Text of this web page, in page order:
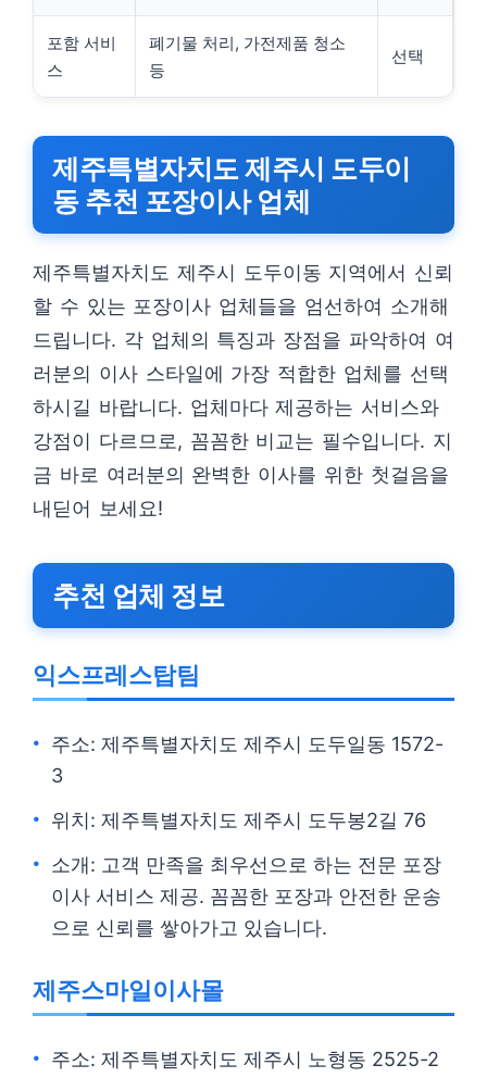
포함 서비
스
폐기물 처리, 가전제품 청소
등
선택
제주특별자치도 제주시 도두이
동 추천 포장이사 업체
제주특별자치도 제주시 도두이동 지역에서 신뢰
할 수 있는 포장이사 업체들을 엄선하여 소개해
드립니다. 각 업체의 특징과 장점을 파악하여 여
러분의 이사 스타일에 가장 적합한 업체를 선택
하시길 바랍니다. 업체마다 제공하는 서비스와
강점이 다르므로, 꼼꼼한 비교는 필수입니다. 지
금 바로 여러분의 완벽한 이사를 위한 첫걸음을
내딛어 보세요!
추천 업체 정보
익스프레스탑팀
주소: 제주특별자치도 제주시 도두일동 1572-
3
위치: 제주특별자치도 제주시 도두봉2길 76
소개: 고객 만족을 최우선으로 하는 전문 포장
이사 서비스 제공. 꼼꼼한 포장과 안전한 운송
으로 신뢰를 쌓아가고 있습니다.
제주스마일이사몰
주소: 제주특별자치도 제주시 노형동 2525-2